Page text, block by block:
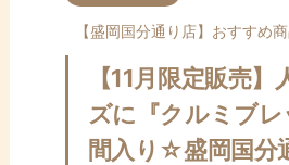
【盛岡国分通り店】 おすすめ
【11月限定販売
ズに『クルミブ
間入り☆盛岡国分